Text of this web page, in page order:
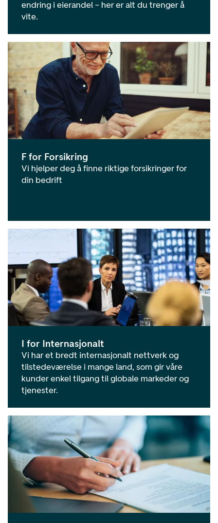
endring i eierandel – her er alt du trenger å
vite.
F for Forsikring
Vi hjelper deg å finne riktige forsikringer for
din bedrift
I for Internasjonalt
Vi har et bredt internasjonalt nettverk og
tilstedeværelse i mange land, som gir våre
kunder enkel tilgang til globale markeder og
tjenester.